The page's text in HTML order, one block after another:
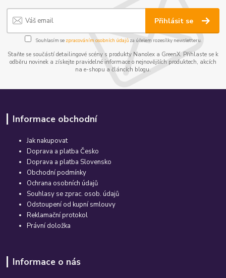
Přihlásit se
Souhlasím se zpracováním osobních údajůza účelem rozesílky newsletteru.
Staňte se součástí detailingové scény s produkty Nanolex a GreenX. Přihlaste se k
odběru novinek a získejte pravidelné informace o nejnovějších produktech, akcích
na e-shopu a článcích blogu.
Informace obchodní
Jak nakupovat
Doprava a platba Česko
Doprava a platba Slovensko
Obchodní podmínky
Ochrana osobních údajů
Souhlasy se zprac. osob. údajů
Odstoupení od kupní smlouvy
Reklamační protokol
Právní doložka
Informace o nás